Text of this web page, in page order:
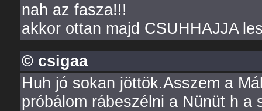
nah az fasza!!!
akkor ottan majd CSUHHAJJA
© csigaa
Huh jó sokan jöttök.Asszem a
próbálom rábeszélni a Nünüt h a